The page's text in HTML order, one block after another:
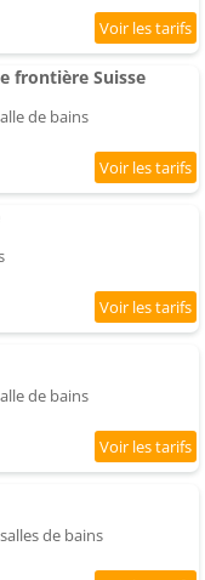
frontière Suisse
de bains
de bains
de bains